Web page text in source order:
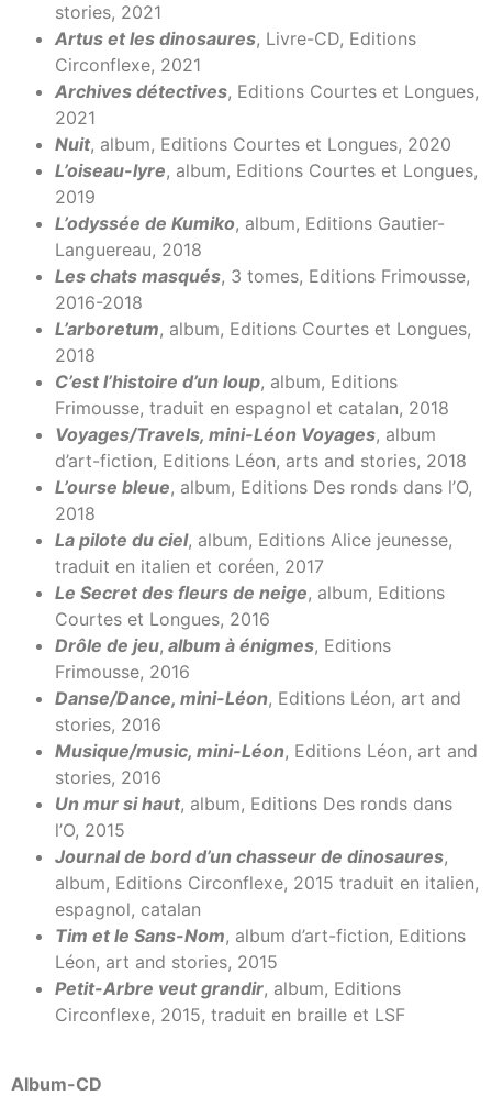
stories, 2021
Artus et les dinosaures, Livre-CD, Editions
Circonflexe, 2021
Archives détectives, Editions Courtes et Longues,
2021
Nuit, album, Editions Courtes et Longues, 2020
L’oiseau-lyre, album, Editions Courtes et Longues,
2019
L’odyssée de Kumiko, album, Editions Gautier-
Languereau, 2018
Les chats masqués, 3 tomes, Editions Frimousse,
2016-2018
L’arboretum, album, Editions Courtes et Longues,
2018
C’est l’histoire d’un loup, album, Editions
Frimousse, traduit en espagnol et catalan, 2018
Voyages/Travels, mini-Léon Voyages, album
d’art-fiction, Editions Léon, arts and stories, 2018
L’ourse bleue, album, Editions Des ronds dans l’O,
2018
La pilote du ciel, album, Editions Alice jeunesse,
traduit en italien et coréen, 2017
Le Secret des fleurs de neige, album, Editions
Courtes et Longues, 2016
Drôle de jeu, album à énigmes, Editions
Frimousse, 2016
Danse/Dance, mini-Léon, Editions Léon, art and
stories, 2016
Musique/music, mini-Léon, Editions Léon, art and
stories, 2016
Un mur si haut, album, Editions Des ronds dans
l’O, 2015
Journal de bord d’un chasseur de dinosaures,
album, Editions Circonflexe, 2015 traduit en italien,
espagnol, catalan
Tim et le Sans-Nom, album d’art-fiction, Editions
Léon, art and stories, 2015
Petit-Arbre veut grandir, album, Editions
Circonflexe, 2015, traduit en braille et LSF
Album-CD